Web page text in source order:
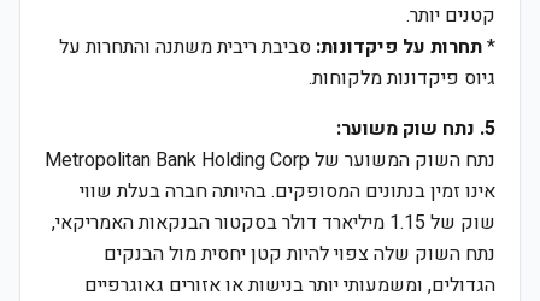
קטנים יותר.
*תחרות על פיקדונות: סביבת ריבית משתנה והתחרות על
גיוס פיקדונות מלקוחות.
5. נתח שוק משוער:
נתח השוק המשוער של Metropolitan Bank Holding Corp
אינו זמין בנתונים המסופקים. בהיותה חברה בעלת שווי
שוק של 1.15 מיליארד דולר בסקטור הבנקאות האמריקאי,
נתח השוק שלה צפוי להיות קטן יחסית מול הבנקים
הגדולים, ומשמעותי יותר בנישות או אזורים גאוגרפיים